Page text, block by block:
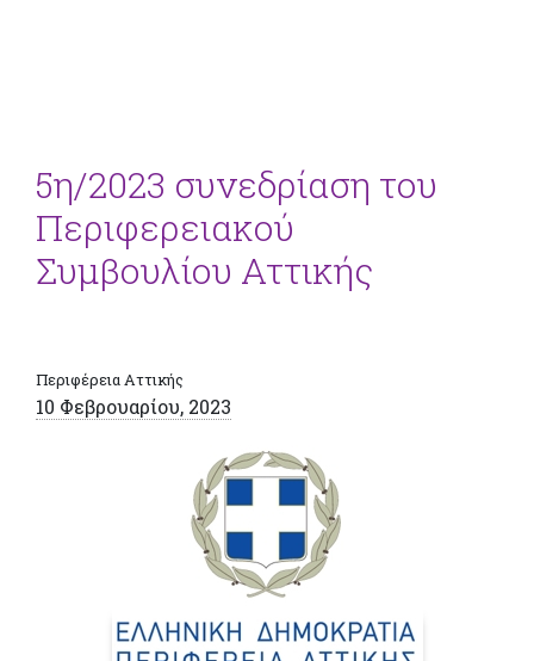
5η/2023 συνεδρίαση του
Περιφερειακού
Συμβουλίου Αττικής
Περιφέρεια Αττικής
10 Φεβρουαρίου, 2023